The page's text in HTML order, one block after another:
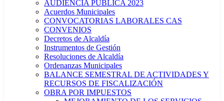
AUDIENCIA PÚBLICA 2023
Acuerdos Municipales
CONVOCATORIAS LABORALES CAS
CONVENIOS
Decretos de Alcaldía
Instrumentos de Gestión
Resoluciones de Alcaldía
Ordenanzas Municipales
BALANCE SEMESTRAL DE ACTIVIDADES Y
RECURSOS DE FISCALIZACIÓN
OBRA POR IMPUESTOS